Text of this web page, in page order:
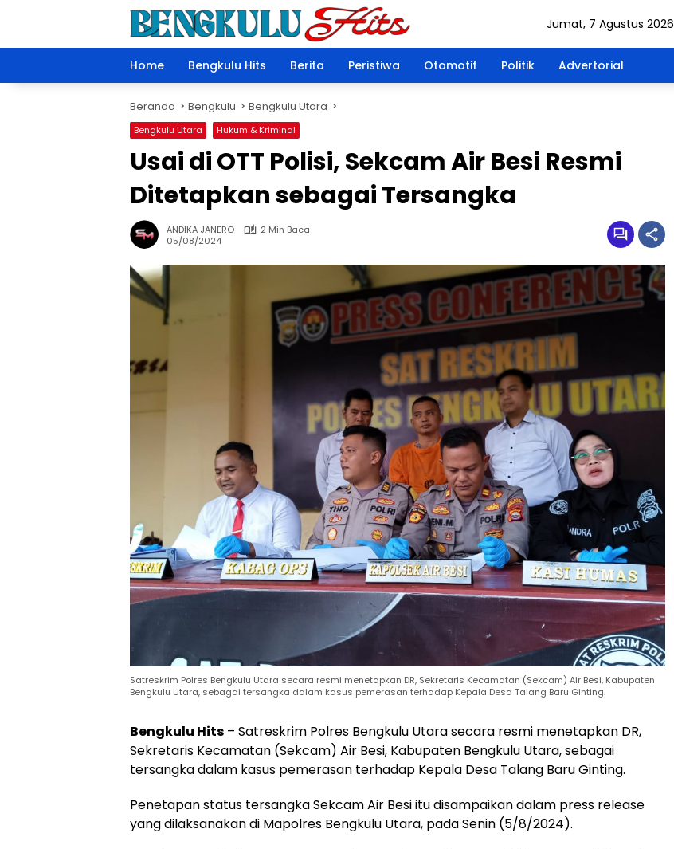
Jumat, 7 Agustus 2026
Home Bengkulu Hits Berita Peristiwa Otomotif Politik Advertorial
Beranda Bengkulu Bengkulu Utara
Bengkulu Utara Hukum & Kriminal
Usai di OTT Polisi, Sekcam Air Besi Resmi
Ditetapkan sebagai Tersangka
ANDIKA JANERO
2 Min Baca
05/08/2024
Satreskrim Polres Bengkulu Utara secara resmi menetapkan DR, Sekretaris Kecamatan (Sekcam) Air Besi, Kabupaten
Bengkulu Utara, sebagai tersangka dalam kasus pemerasan terhadap Kepala Desa Talang Baru Ginting.
Bengkulu Hits – Satreskrim Polres Bengkulu Utara secara resmi menetapkan DR,
Sekretaris Kecamatan (Sekcam) Air Besi, Kabupaten Bengkulu Utara, sebagai
tersangka dalam kasus pemerasan terhadap Kepala Desa Talang Baru Ginting.
Penetapan status tersangka Sekcam Air Besi itu disampaikan dalam press release
yang dilaksanakan di Mapolres Bengkulu Utara, pada Senin (5/8/2024).